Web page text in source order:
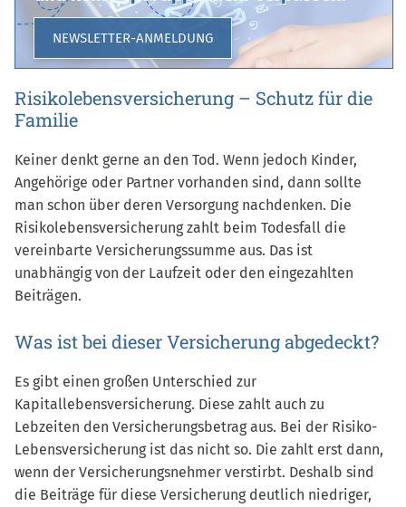
NEWSLETTER-ANMELDUNG
Risikolebensversicherung – Schutz für die
Familie
Keiner denkt gerne an den Tod. Wenn jedoch Kinder,
Angehörige oder Partner vorhanden sind, dann sollte
man schon über deren Versorgung nachdenken. Die
Risikolebensversicherung zahlt beim Todesfall die
vereinbarte Versicherungssumme aus. Das ist
unabhängig von der Laufzeit oder den eingezahlten
Beiträgen.
Was ist bei dieser Versicherung abgedeckt?
Es gibt einen großen Unterschied zur
Kapitallebensversicherung. Diese zahlt auch zu
Lebzeiten den Versicherungsbetrag aus. Bei der Risiko-
Lebensversicherung ist das nicht so. Die zahlt erst dann,
wenn der Versicherungsnehmer verstirbt. Deshalb sind
die Beiträge für diese Versicherung deutlich niedriger,